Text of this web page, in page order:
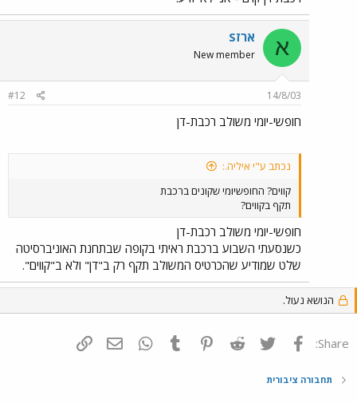
א ארזS
New member
14/8/03
#12
חופשי-יומי משולב רכבת-דן
נכתב ע"י איליה.:
קווים? החופשיומי שקונים ברכבת
תקף בקווים?
חופשי-יומי משולב רכבת-דן
כשנסעתי השבוע ברכבת ראיתי בקופה שבתחנת האוניברסיטה
שלט שמודיע שהכרטיס המשולב תקף רק ב"דן" ולא ב"קווים".
הנושא נעול.
Share: פייסבוק Twitter
Reddit
Pinterest
Tumblr
WhatsAppדואר אלקטרוני
תחבורה ציבורית